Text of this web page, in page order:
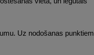
Uz nodošanas punktiem